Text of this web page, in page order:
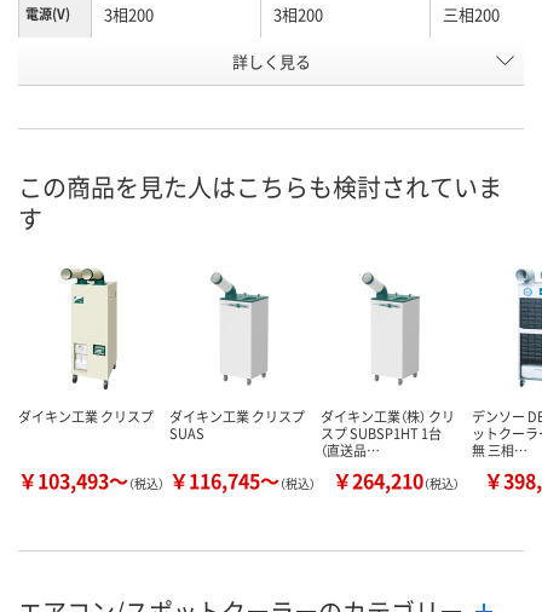
電源(V) 3相200 3相200 三相200
プ
4標準タイプ（2人用）
自動首振タイプ（1人
用）
お申込番
在庫 あり 直送品 直送品
数量
カ
詳しく見る
この商品を見た人はこちらも検討されていま
す
ダイキン工業 クリスプ
￥103,493～（税込）
ダイキン工業 クリスプ
SUAS
￥116,745～（税込）
ダイキン工業（株） クリ
スプ SUBSP1HT 1台
（直送品…
￥264,210（税込）
デンソー
ットクー
無 三相…
￥